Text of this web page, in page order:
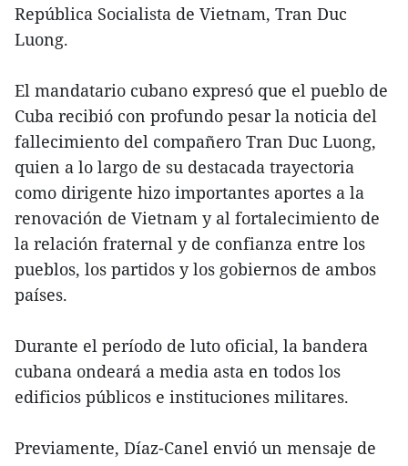
República Socialista de Vietnam, Tran Duc
Luong.
El mandatario cubano expresó que el pueblo de
Cuba recibió con profundo pesar la noticia del
fallecimiento del compañero Tran Duc Luong,
quien a lo largo de su destacada trayectoria
como dirigente hizo importantes aportes a la
renovación de Vietnam y al fortalecimiento de
la relación fraternal y de confianza entre los
pueblos, los partidos y los gobiernos de ambos
países.
Durante el período de luto oficial, la bandera
cubana ondeará a media asta en todos los
edificios públicos e instituciones militares.
Previamente, Díaz-Canel envió un mensaje de